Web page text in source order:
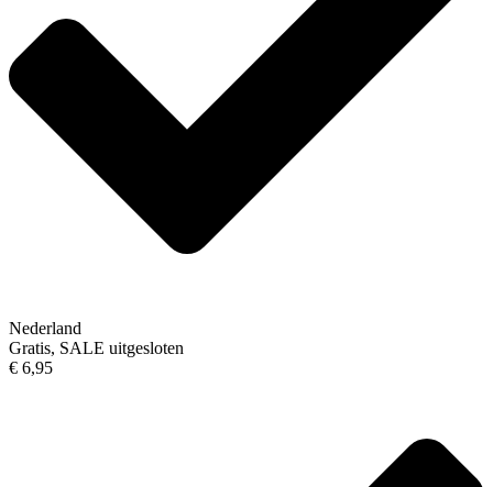
Nederland
Gratis, SALE uitgesloten
€ 6,95